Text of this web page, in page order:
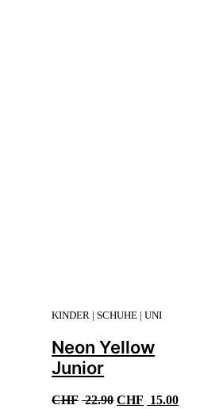
KINDER | SCHUHE | UNI
Neon Yellow
Junior
CHF 22.90 Ursprünglicher
CHF 15.00Aktueller